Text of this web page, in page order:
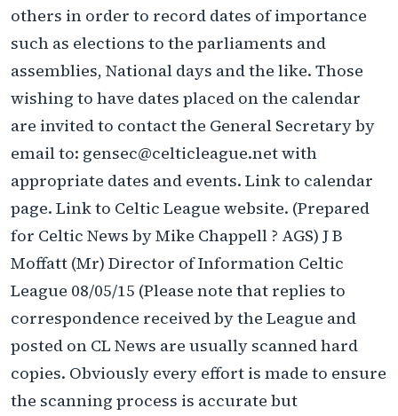
others in order to record dates of importance
such as elections to the parliaments and
assemblies, National days and the like. Those
wishing to have dates placed on the calendar
are invited to contact the General Secretary by
email to: gensec@celticleague.net with
appropriate dates and events. Link to calendar
page. Link to Celtic League website. (Prepared
for Celtic News by Mike Chappell ? AGS) J B
Moffatt (Mr) Director of Information Celtic
League 08/05/15 (Please note that replies to
correspondence received by the League and
posted on CL News are usually scanned hard
copies. Obviously every effort is made to ensure
the scanning process is accurate but